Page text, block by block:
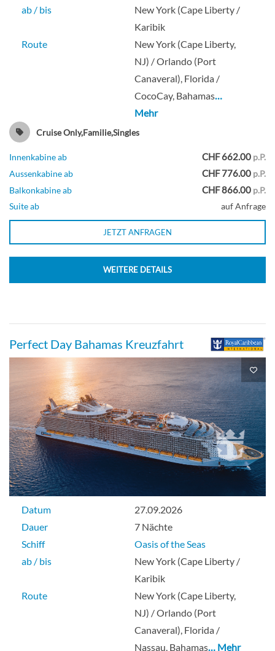
Aquatheater with Viewing Area
Connecting Oceanview Balcony-[CB]
Deck 3
Innenkabine
Große Panorama-Suite mit einem
Schlafzimmer-[GP]
Deck 17
Suite
ab / bis
New York (Cape Liberty /
Karibik
Route
New York (Cape Liberty,
NJ) / Orlando (Port
Canaveral), Florida /
CocoCay, Bahamas…
Mehr
Cruise Only,Familie,Singles
Innenkabine ab CHF 662.00 p.P.
Aussenkabine ab
CHF 776.00 p.P.
Balkonkabine ab
CHF 866.00 p.P.
Suite ab
auf Anfrage
JETZT ANFRAGEN
WEITERE DETAILS
Perfect Day Bahamas Kreuzfahrt
Datum
27.09.2026
Dauer
7 Nächte
Schiff
Oasis of the Seas
ab / bis
New York (Cape Liberty /
Karibik
Route
New York (Cape Liberty,
NJ) / Orlando (Port
Canaveral), Florida /
Nassau, Bahamas… Mehr